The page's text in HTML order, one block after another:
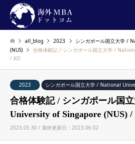
all_blog 2023
シンガポール国立大学 /
(NUS)
合格体験記 / シンガポール国立大学 /
/ KO
2023 シンガポール国立大学 / National
合格体験記 / シンガポール国
University of Singapore (NUS)
2023.05.30 / 最終更新日：2023.06.02